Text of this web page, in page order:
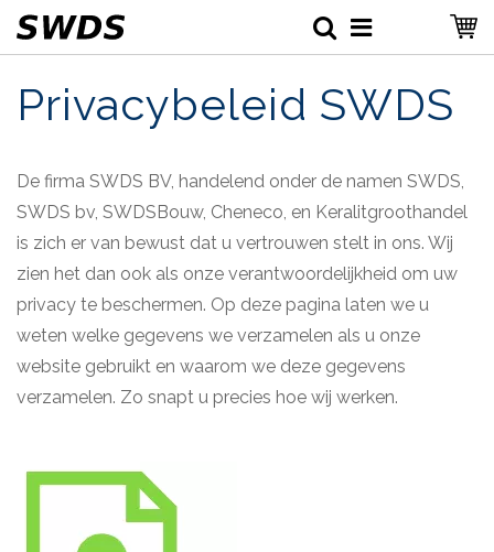
Privacybeleid SWDS
De firma SWDS BV, handelend onder de namen SWDS,
SWDS bv, SWDSBouw, Cheneco, en Keralitgroothandel
is zich er van bewust dat u vertrouwen stelt in ons. Wij
zien het dan ook als onze verantwoordelijkheid om uw
privacy te beschermen. Op deze pagina laten we u
weten welke gegevens we verzamelen als u onze
website gebruikt en waarom we deze gegevens
verzamelen. Zo snapt u precies hoe wij werken.